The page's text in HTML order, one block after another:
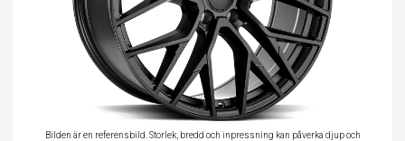
Bilden är en referensbild. Storlek, bredd och inpressning kan påverka djup och